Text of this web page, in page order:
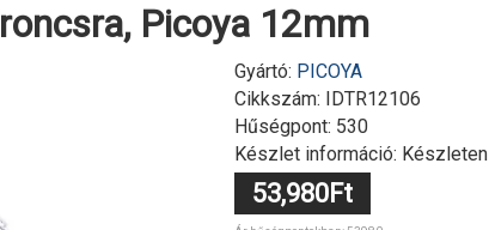
Picoya 12mm
Gyártó: PICOYA
Cikkszám:
IDTR12106
Hűségpont: 530
Készlet információ: Készleten
53,980Ft